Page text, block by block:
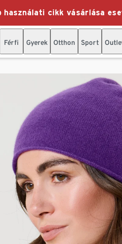
használati cikk vásárlása
Férfi Gyerek Otthon Sport